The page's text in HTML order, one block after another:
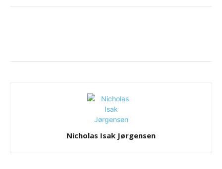
Nicholas Isak Jørgensen